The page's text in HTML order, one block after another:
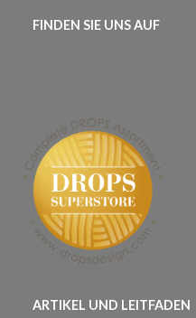
FINDEN SIE UNS AUF
ARTIKEL UND LEITFADEN